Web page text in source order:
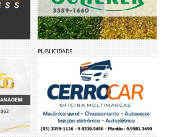
PUBLICIDADE